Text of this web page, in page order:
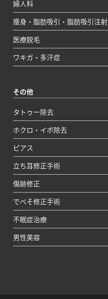
婦人科
痩身・脂肪吸引・脂肪吸引注射
医療脱毛
ワキガ・多汗症
その他
タトゥー除去
ホクロ・イボ除去
ピアス
立ち耳修正手術
傷跡修正
でべそ修正手術
不眠症治療
男性美容